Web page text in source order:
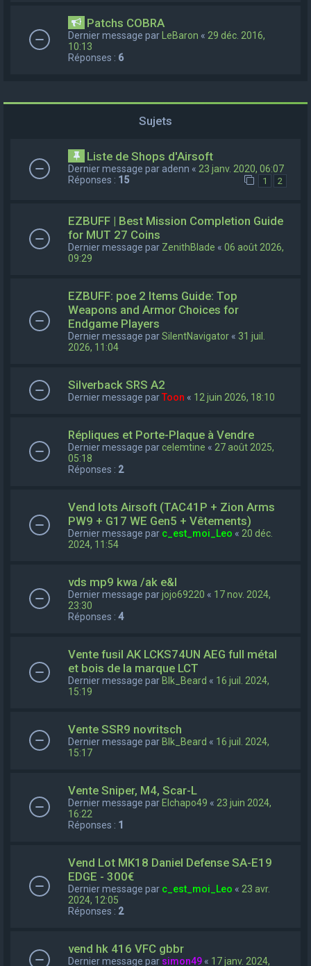
Patchs COBRA
Dernier message par LeBaron « 29 déc. 2016,
10:13
Réponses : 6
Sujets
Liste de Shops d'Airsoft
Dernier message par adenn « 23 janv. 2020, 06:07
Réponses : 15 1 2
EZBUFF | Best Mission Completion Guide
for MUT 27 Coins
Dernier message par ZenithBlade « 06 août 2026,
09:29
EZBUFF: poe 2 Items Guide: Top
Weapons and Armor Choices for
Endgame Players
Dernier message parSilentNavigator « 31 juil.
2026, 11:04
Silverback SRS A2
Dernier message parToon « 12 juin 2026, 18:10
Répliques et Porte-Plaque à Vendre
Dernier message parcelemtine « 27 août 2025,
05:18
Réponses : 2
Vend lots Airsoft (TAC41P + Zion Arms
PW9 + G17 WE Gen5 + Vêtements)
Dernier message par c_est_moi_Leo « 20 déc.
2024, 11:54
vds mp9 kwa /ak e&l
Dernier message parjojo69220 « 17 nov. 2024,
23:30
Réponses : 4
Vente fusil AK LCKS74UN AEG full métal
et bois de la marque LCT
Dernier message par Blk_Beard « 16 juil. 2024,
15:19
Vente SSR9 novritsch
Dernier message par Blk_Beard « 16 juil. 2024,
15:17
Vente Sniper, M4, Scar-L
Dernier message par Elchapo49 « 23 juin 2024,
16:22
Réponses : 1
Vend Lot MK18 Daniel Defense SA-E19
EDGE - 300€
Dernier message par c_est_moi_Leo « 23 avr.
2024, 12:05
Réponses : 2
vend hk 416 VFC gbbr
Dernier message par simon49 « 17 janv. 2024,